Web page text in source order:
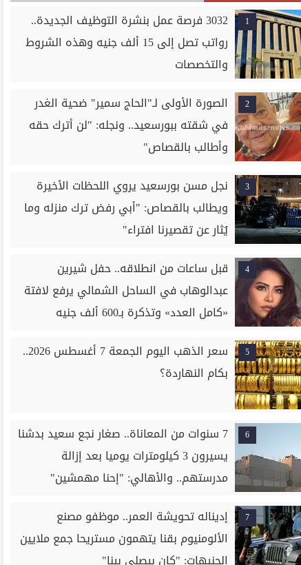
1
3032 فرصة عمل بنشرة التوظيف الجديدة..
رواتب تصل إلى 15 ألف جنيه وهذه الشروط
والتخصصات
2
الصورة الأولى لـ"الحاج سمير" ضحية الغدر
في شقته ببورسعيد.. ونجله: "لن أترك حقه
وأطالب بالقصاص"
3
نجل مسن بورسعيد يروي اللحظات الأخيرة
ويطالب بالقصاص: "أبي رفض ترك منزله وما
يُثار عن تقصيرنا افتراء"
4
قبل ساعات من انطلاقه.. حفل شيرين
عبدالوهاب في الساحل الشمالي يرفع لافتة
«كامل العدد» وتذكرة بـ600 ألف جنيه
5
سعر الذهب اليوم الجمعة 7 أغسطس 2026..
بكام النهاردة؟
6
7 سنوات من المعاناة.. صغار نجع سعيد بدشنا
يسيرون 3 كيلومترات يوميا بعد إزالة
مدرستهم.. والأهالي: "إحنا مهمشين"
7
إديناله تحويشة العمر.. موظفو مصنع
الألومنيوم بقنا يتهمون مستريحا جمع ملايين
الجنيهات: "كان بيصلي بينا"